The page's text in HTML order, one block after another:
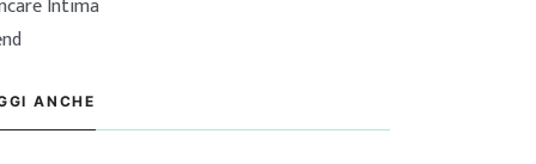
Intima
ANCHE